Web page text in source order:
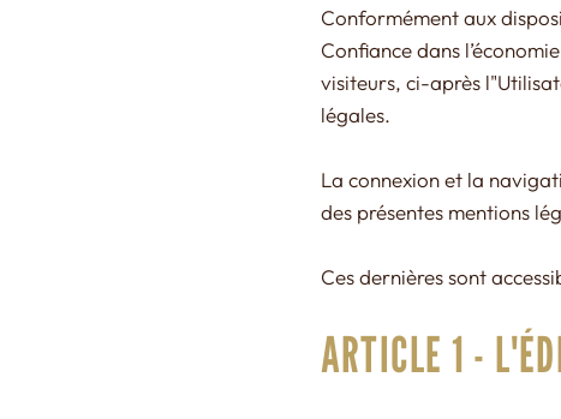
Conformément aux
Confiance dans
visiteurs, ci-après
légales.
La connexion et la
des présentes mentions
Ces dernières sont
ARTICLE 1 -